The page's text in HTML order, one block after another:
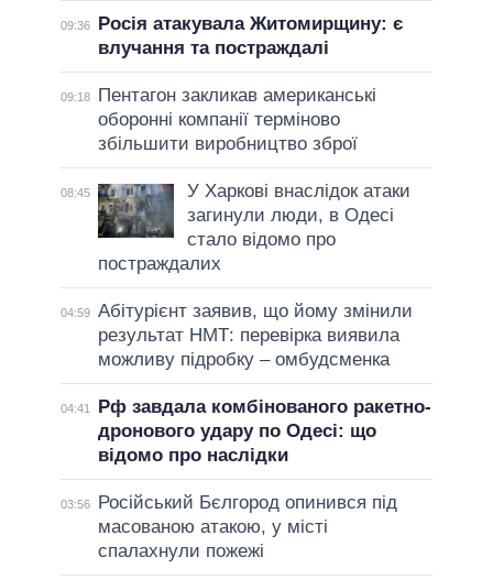
09:36
Росія атакувала Житомирщину: є
влучання та постраждалі
09:18
Пентагон закликав американські
оборонні компанії терміново
збільшити виробництво зброї
08:45
У Харкові внаслідок атаки
загинули люди, в Одесі
стало відомо про
постраждалих
04:59 Абітурієнт заявив, що йому змінили
результат НМТ: перевірка виявила
можливу підробку – омбудсменка
04:41
Рф завдала комбінованого ракетно-
дронового удару по Одесі: що
відомо про наслідки
03:56
Російський Бєлгород опинився під
масованою атакою, у місті
спалахнули пожежі